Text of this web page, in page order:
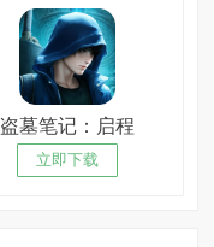
盗墓笔记：启程
立即下载